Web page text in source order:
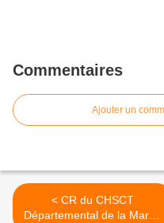
Commentaires
Ajouter un
< CR du CHSCT
Départemental de la Marne